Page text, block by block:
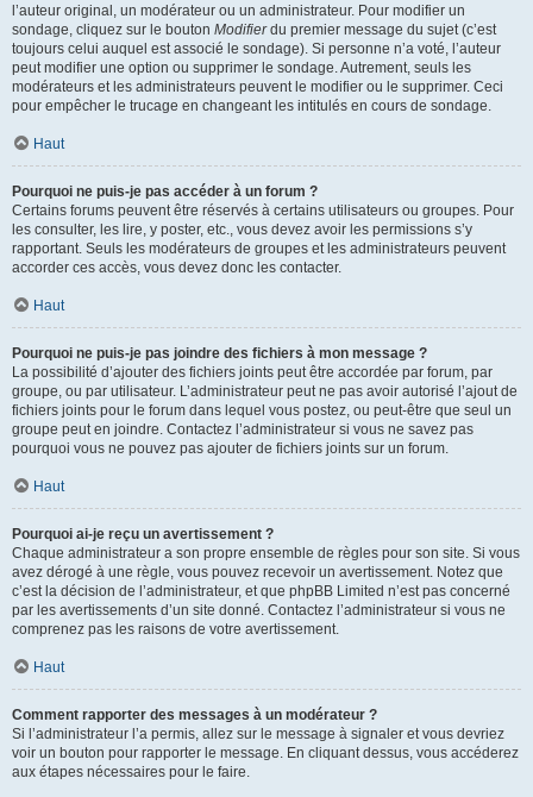
l’auteur original, un modérateur ou un administrateur. Pour modifier un
sondage, cliquez sur le bouton Modifierdu premier message du sujet (c’est
toujours celui auquel est associé le sondage). Si personne n’a voté, l’auteur
peut modifier une option ou supprimer le sondage. Autrement, seuls les
modérateurs et les administrateurs peuvent le modifier ou le supprimer. Ceci
pour empêcher le trucage en changeant les intitulés en cours de sondage.
Haut
Pourquoi ne puis-je pas accéder à un forum ?
Certains forums peuvent être réservés à certains utilisateurs ou groupes. Pour
les consulter, les lire, y poster, etc., vous devez avoir les permissions s’y
rapportant. Seuls les modérateurs de groupes et les administrateurs peuvent
accorder ces accès, vous devez donc les contacter.
Haut
Pourquoi ne puis-je pas joindre des fichiers à mon message ?
La possibilité d’ajouter des fichiers joints peut être accordée par forum, par
groupe, ou par utilisateur. L’administrateur peut ne pas avoir autorisé l’ajout de
fichiers joints pour le forum dans lequel vous postez, ou peut-être que seul un
groupe peut en joindre. Contactez l’administrateur si vous ne savez pas
pourquoi vous ne pouvez pas ajouter de fichiers joints sur un forum.
Haut
Pourquoi ai-je reçu un avertissement ?
Chaque administrateur a son propre ensemble de règles pour son site. Si vous
avez dérogé à une règle, vous pouvez recevoir un avertissement. Notez que
c’est la décision de l’administrateur, et que phpBB Limited n’est pas concerné
par les avertissements d’un site donné. Contactez l’administrateur si vous ne
comprenez pas les raisons de votre avertissement.
Haut
Comment rapporter des messages à un modérateur ?
Si l’administrateur l’a permis, allez sur le message à signaler et vous devriez
voir un bouton pour rapporter le message. En cliquant dessus, vous accéderez
aux étapes nécessaires pour le faire.